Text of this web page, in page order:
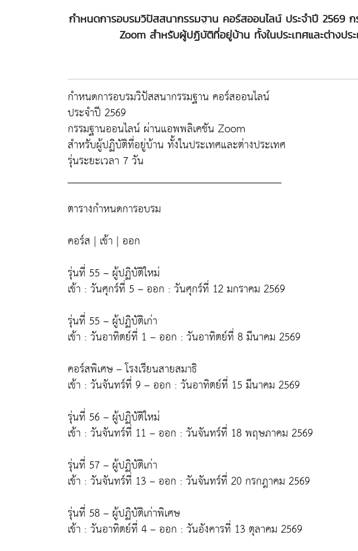
กำหนดการอบรมวิปัสสนากรรมฐาน คอร์สออนไลน์ ประจำปี 2569
Zoom สำหรับผู้ปฏิบัติที่อยู่บ้าน ทั้งในประเทศและต่างประ
กำหนดการอบรมวิปัสสนากรรมฐาน คอร์สออนไลน์
ประจำปี 2569
กรรมฐานออนไลน์ ผ่านแอพพลิเคชัน Zoom
สำหรับผู้ปฏิบัติที่อยู่บ้าน ทั้งในประเทศและต่างประเทศ
รุ่นระยะเวลา 7 วัน
ตารางกำหนดการอบรม
คอร์ส | เข้า | ออก
รุ่นที่ 55 – ผู้ปฏิบัติใหม่
เข้า : วันศุกร์ที่ 5 – ออก : วันศุกร์ที่ 12 มกราคม 2569
รุ่นที่ 55 – ผู้ปฏิบัติเก่า
เข้า : วันอาทิตย์ที่ 1 – ออก : วันอาทิตย์ที่ 8 มีนาคม 2569
คอร์สพิเศษ – โรงเรียนสายสมาธิ
เข้า : วันจันทร์ที่ 9 – ออก : วันอาทิตย์ที่ 15 มีนาคม 2569
รุ่นที่ 56 – ผู้ปฏิบัติใหม่
เข้า : วันจันทร์ที่ 11 – ออก : วันจันทร์ที่ 18 พฤษภาคม 2569
รุ่นที่ 57 – ผู้ปฏิบัติเก่า
เข้า : วันจันทร์ที่ 13 – ออก : วันจันทร์ที่ 20 กรกฎาคม 2569
รุ่นที่ 58 – ผู้ปฏิบัติเก่าพิเศษ
เข้า : วันอาทิตย์ที่ 4 – ออก : วันอังคารที่ 13 ตุลาคม 2569